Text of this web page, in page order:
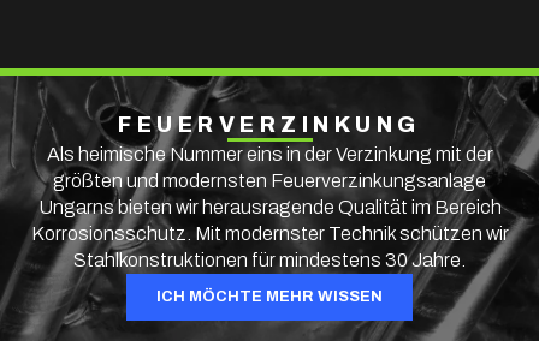
FEUERVERZINKUNG
Als heimische Nummer eins in der Verzinkung mit der
größten und modernsten Feuerverzinkungsanlage
Ungarns bieten wir herausragende Qualität im Bereich
Korrosionsschutz. Mit modernster Technik schützen wir
Stahlkonstruktionen für mindestens 30 Jahre.
ICH MÖCHTE MEHR WISSEN